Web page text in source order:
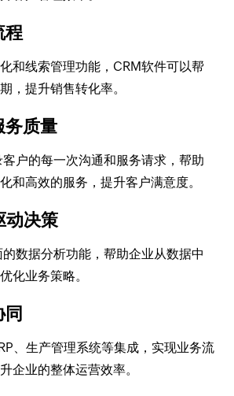
程
和线索管理功能，CRM软件可以帮
，提升销售转化率。
务质量
户的每一次沟通和服务请求，帮助
和高效的服务，提升客户满意度。
动决策
数据分析功能，帮助企业从数据中
化业务策略。
、生产管理系统等集成，实现业务流
企业的整体运营效率。